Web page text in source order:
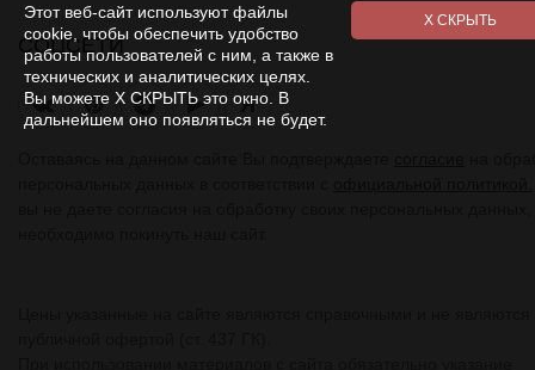
СОЦСЕТИ
Я
Этот веб-сайт используют файлы
cookie, чтобы обеспечить удобство
работы пользователей с ним, а также в
технических и аналитических целях.
Вы можете Х СКРЫТЬ это окно. В
дальнейшем оно появляться не будет.